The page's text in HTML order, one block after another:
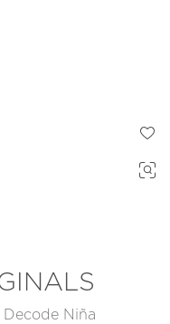
Decode Niña